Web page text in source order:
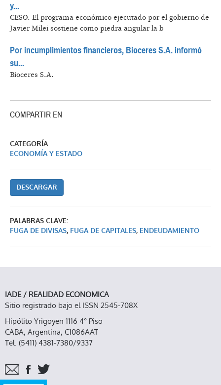
y...
CESO. El programa económico ejecutado por el gobierno de
Javier Milei sostiene como piedra angular la b
Por incumplimientos financieros, Bioceres S.A. informó
su...
Bioceres S.A.
COMPARTIR EN
CATEGORÍA
ECONOMÍA Y ESTADO
DESCARGAR
PALABRAS CLAVE:
FUGA DE DIVISAS, FUGA DE CAPITALES, ENDEUDAMIENTO
IADE / REALIDAD ECONOMICA
Sitio registrado bajo el ISSN 2545-708X
Hipólito Yrigoyen 1116 4° Piso
CABA, Argentina, C1086AAT
Tel. (5411) 4381-7380/9337